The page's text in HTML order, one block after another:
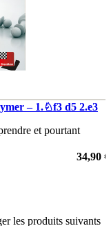
– 1.♘f3 d5 2.e3
et pourtant
34,90 €
les produits suivants